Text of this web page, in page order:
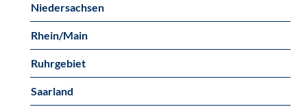
Niedersachsen
Rhein/Main
Ruhrgebiet
Saarland